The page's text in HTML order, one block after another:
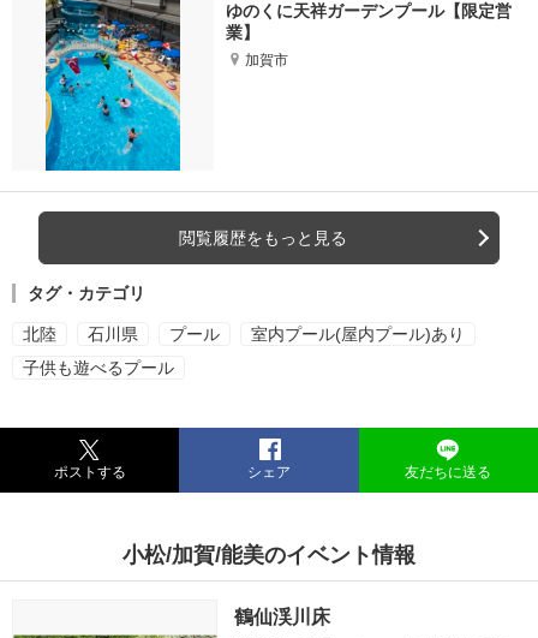
ゆのくに天祥ガーデンプール【限定営
業】
加賀市
閲覧履歴をもっと見る
タグ・カテゴリ
北陸 石川県 プール
室内プール(屋内プール)あり
子供も遊べるプール
ポストする シェア 友だちに送る
小松/加賀/能美のイベント情報
鶴仙渓川床